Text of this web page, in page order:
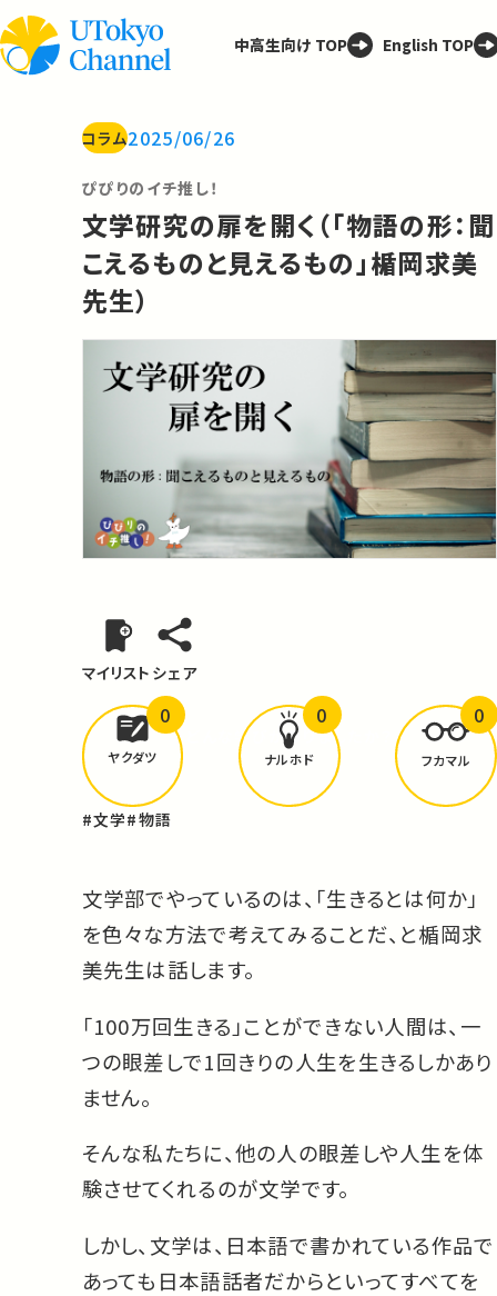
中高生向け TOP English TOP
コラム2025/06/26
ぴぴりのイチ推し！
文学研究の扉を開く（「物語の形：聞
こえるものと見えるもの」︎楯岡求美
先生）
マイリスト シェア
どんな学びがありましたか？
ヤクダツ
0
ナルホド
0
フカマル
0
#文学#物語
文学部でやっているのは、「生きるとは何か」
を色々な方法で考えてみることだ、と楯岡求
美先生は話します。
「100万回生きる」ことができない人間は、一
つの眼差しで1回きりの人生を生きるしかあり
ません。
そんな私たちに、他の人の眼差しや人生を体
験させてくれるのが文学です。
しかし、文学は、日本語で書かれている作品で
あっても日本語話者だからといってすべてを